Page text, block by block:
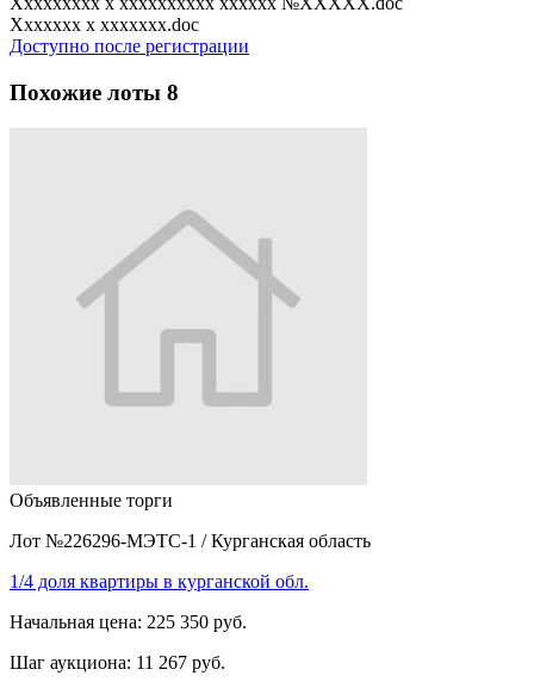
Xxxxxxx x xxxxxxx.doc
Доступно после регистрации
Похожие лоты 8
Объявленные торги
Лот №226296-МЭТС-1 / Курганская область
1/4 доля квартиры в курганской обл.
Начальная цена: 225 350 руб.
Шаг аукциона: 11 267 руб.